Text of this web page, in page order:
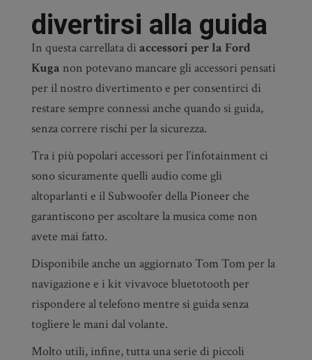
divertirsi alla guida
In questa carrellata di accessori per la Ford
Kuga non potevano mancare gli accessori pensati
per il nostro divertimento e per consentirci di
restare sempre connessi anche quando si guida,
senza correre rischi per la sicurezza.
Tra i più popolari accessori per l’infotainment ci
sono sicuramente quelli audio come gli
altoparlanti e il Subwoofer della Pioneer che
garantiscono per ascoltare la musica come non
avete mai fatto.
Disponibile anche un aggiornato Tom Tom per la
navigazione e i kit vivavoce bluetotooth per
rispondere al telefono mentre si guida senza
togliere le mani dal volante.
Molto utili, infine, tutta una serie di piccoli